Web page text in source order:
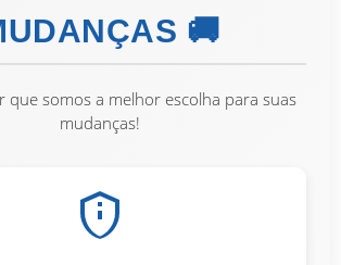
🚚
que somos a melhor escolha para suas
mudanças!